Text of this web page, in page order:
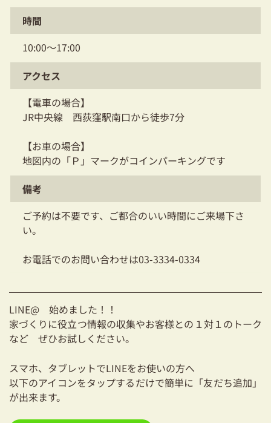
時間
10:00～17:00
アクセス
【電車の場合】
JR中央線 西荻窪駅南口から徒歩7分
【お車の場合】
地図内の「Ｐ」マークがコインパーキングです
備考
ご予約は不要です、ご都合のいい時間にご来場下さ
い。
お電話でのお問い合わせは03-3334-0334
LINE@ 始めました！！
家づくりに役立つ情報の収集やお客様との１対１のトーク
など ぜひお試しください。
スマホ、タブレットでLINEをお使いの方へ
以下のアイコンをタップするだけで簡単に「友だち追加」
が出来ます。